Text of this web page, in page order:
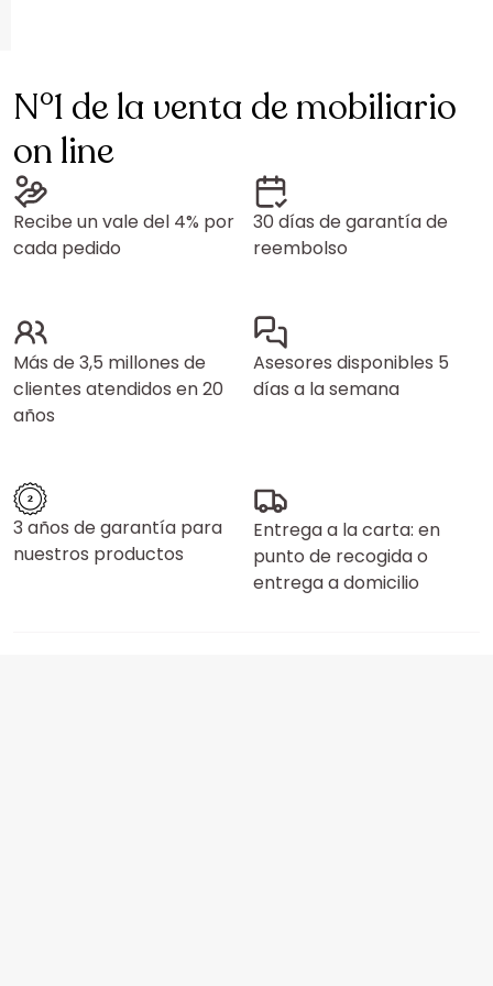
N°1 de la venta de mobiliario
on line
Recibe un vale del 4% por
cada pedido
30 días de garantía de
reembolso
Más de 3,5 millones de
clientes atendidos en 20
años
Asesores disponibles 5
días a la semana
3 años de garantía para
nuestros productos
Entrega a la carta: en
punto de recogida o
entrega a domicilio